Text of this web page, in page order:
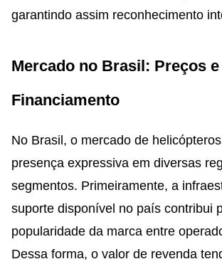
garantindo assim reconhecimento
Mercado no Brasil: Preços e
Financiamento
No Brasil, o mercado de
presença expressiva em diversas
segmentos. Primeiramente, a
suporte disponível no país contribui
popularidade da marca entre
Dessa forma, o valor de revenda